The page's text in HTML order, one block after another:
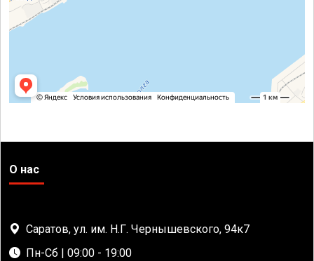
О нас
Саратов, ул. им. Н.Г. Чернышевского, 94к7
Пн-Сб | 09:00 - 19:00